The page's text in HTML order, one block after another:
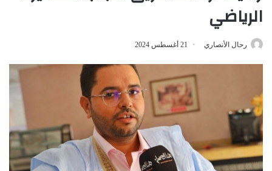
الرياضي
رحال الأنصاري 21 أغسطس 2024